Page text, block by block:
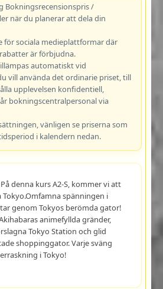
Bokningsrecensionspris /
när du planerar att dela din
för sociala medieplattformar där
är förbjudna.
automatiskt vid
vill använda det ordinarie priset, till
upplevelsen konfidentiell,
bokningscentralpersonal via
vänligen se priserna som
i kalendern nedan.
denna kurs A2-S, kommer vi att
spänningen i
genom Tokyos berömda gator!
animefyllda gränder,
Tokyo Station och glid
shoppinggator. Varje sväng
i Tokyo!